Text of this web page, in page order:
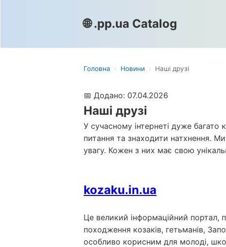
🌐 .pp.ua Catalog
Головна › Новини › Наші друзі
📅 Додано: 07.04.2026
Наші друзі
У сучасному інтернеті дуже багато
питання та знаходити натхнення. Ми
увагу. Кожен з них має свою
kozaku.in.ua
Це великий інформаційний портал,
походження козаків, гетьманів,
особливо корисним для молоді,